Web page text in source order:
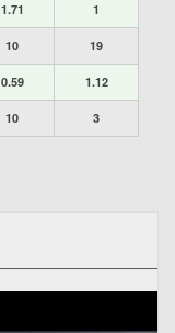
1.71 1
10 19
0.59 1.12
10 3